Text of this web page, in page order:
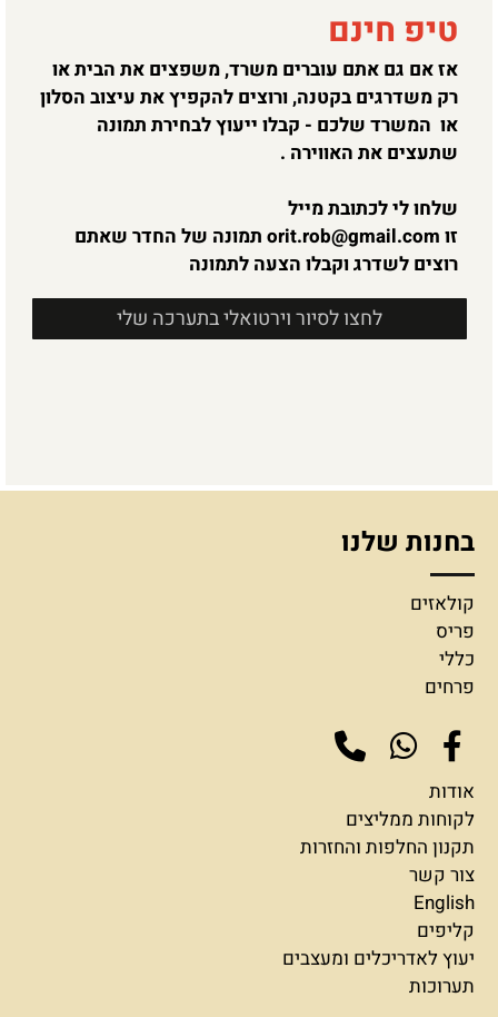
טיפ חינם
אז אם גם אתם עוברים משרד, משפצים את הבית או
רק משדרגים בקטנה, ורוצים להקפיץ את עיצוב הסלון
או המשרד שלכם - קבלו ייעוץ לבחירת תמונה
שתעצים את האווירה .
שלחו לי לכתובת מייל
זו orit.rob@gmail.com תמונה של החדר שאתם
רוצים לשדרג וקבלו הצעה לתמונה
לחצו לסיור וירטואלי בתערכה שלי
בחנות שלנו
קולאזים
פריס
כללי
פרחים
אודות
לקוחות ממליצים
תקנון החלפות והחזרות
צור קשר
English
קליפים
יעוץ לאדריכלים ומעצבים
תערוכות